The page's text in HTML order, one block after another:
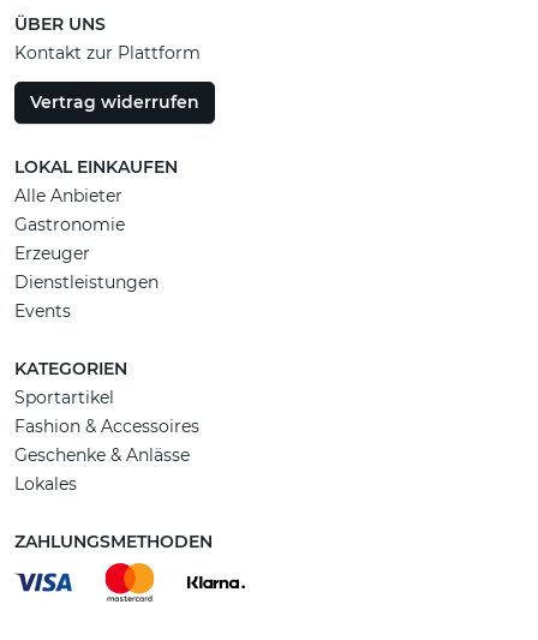
ÜBER UNS
Kontakt zur Plattform
Vertrag widerrufen
LOKAL EINKAUFEN
Alle Anbieter
Gastronomie
Erzeuger
Dienstleistungen
Events
KATEGORIEN
Sportartikel
Fashion & Accessoires
Geschenke & Anlässe
Lokales
ZAHLUNGSMETHODEN